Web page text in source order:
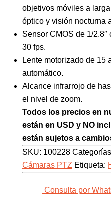
objetivos móviles a
óptico y visión nocturna
Sensor CMOS de 1/
30 fps.
Lente motorizado de 15
automático.
Alcance infrarrojo de
el nivel de zoom.
Todos los precios en
están en USD y NO
están sujetos a
SKU: 100228
Cámaras PTZ Etiqueta:
Consulta por